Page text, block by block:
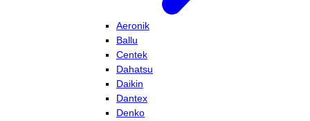
Aeronik
Ballu
Centek
Dahatsu
Daikin
Dantex
Denko